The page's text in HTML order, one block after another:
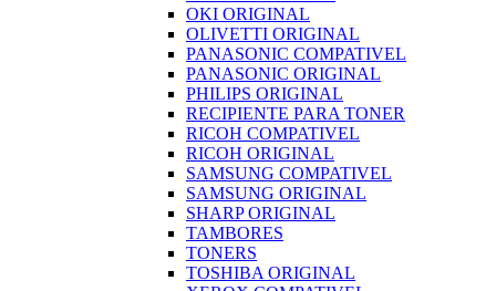
OKI ORIGINAL
OLIVETTI ORIGINAL
PANASONIC COMPATIVEL
PANASONIC ORIGINAL
PHILIPS ORIGINAL
RECIPIENTE PARA TONER
RICOH COMPATIVEL
RICOH ORIGINAL
SAMSUNG COMPATIVEL
SAMSUNG ORIGINAL
SHARP ORIGINAL
TAMBORES
TONERS
TOSHIBA ORIGINAL